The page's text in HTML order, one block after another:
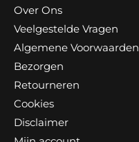
Over Ons
Veelgestelde Vragen
Algemene Voorwaarden
Bezorgen
Retourneren
Cookies
Disclaimer